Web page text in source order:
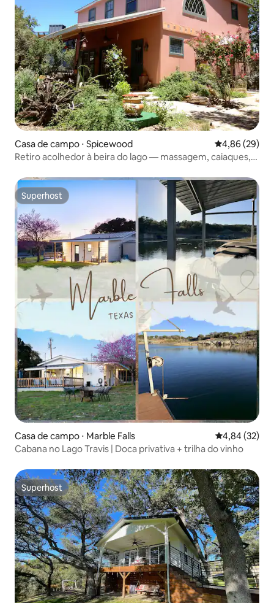
Casa de campo ⋅ Spicewood 4,86 de uma
4,86 (29)
Retiro acolhedor à beira do lago — massagem, caiaques,
Superhost
Superhost
Casa de campo ⋅ Marble Falls 4,84 de uma
4,84 (32)
Cabana no Lago Travis | Doca privativa + trilha do vinho
Superhost
Superhost